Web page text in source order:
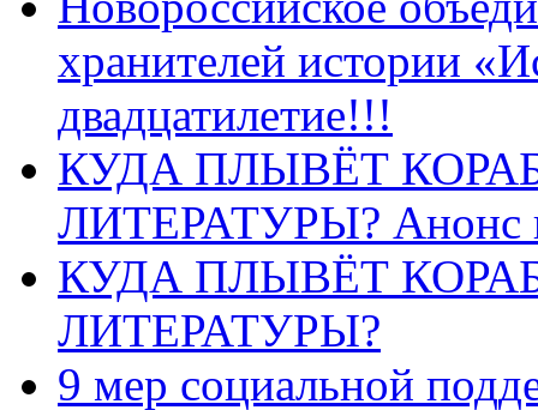
хранителей истории
двадцатилетие!!!
КУДА ПЛЫВЁТ
ЛИТЕРАТУРЫ? Анонс
КУДА ПЛЫВЁТ
ЛИТЕРАТУРЫ?
9 мер социальной